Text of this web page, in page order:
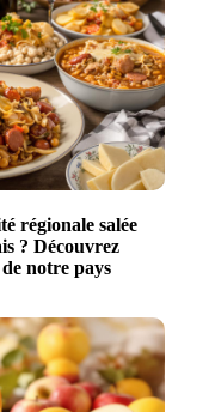
régionale salée
? Découvrez
notre pays